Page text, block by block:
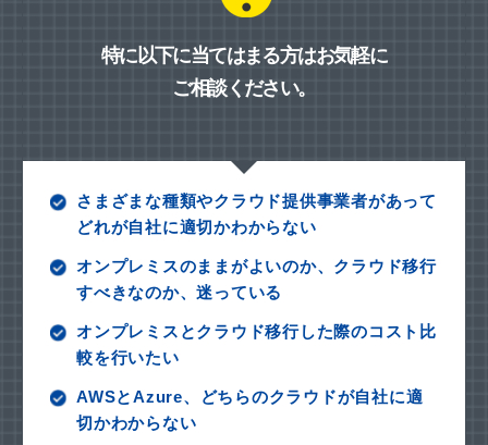
特に以下に当てはまる方はお気軽に
ご相談ください。
さまざまな種類やクラウド提供事業者があって
どれが自社に適切かわからない
オンプレミスのままがよいのか、クラウド移行
すべきなのか、迷っている
オンプレミスとクラウド移行した際のコスト比
較を行いたい
AWSとAzure、どちらのクラウドが自社に適
切かわからない